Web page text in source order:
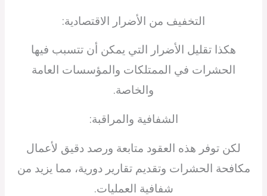
التخفيف من الأضرار الاقتصادية:
هكذا تقليل الأضرار التي يمكن أن تتسبب فيها
الحشرات في الممتلكات والمؤسسات العامة
والخاصة.
الشفافية والمراقبة:
لكن توفر هذه العقود متابعة ورصد دقيق لأعمال
مكافحة الحشرات وتقديم تقارير دورية، مما يزيد من
شفافية العمليات.